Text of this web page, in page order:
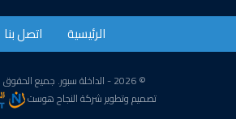
الرئيسية اتصل بنا
© 2026 - الداخلة سبور. جميع الحقوق محفوظة.
تصميم وتطويرشركةالنجاح هوست